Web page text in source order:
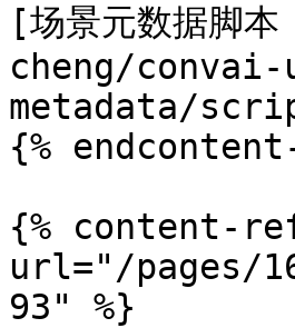
[场景元数据
cheng/
metadata/
{%
{% content-
url="/pages/
93" %}